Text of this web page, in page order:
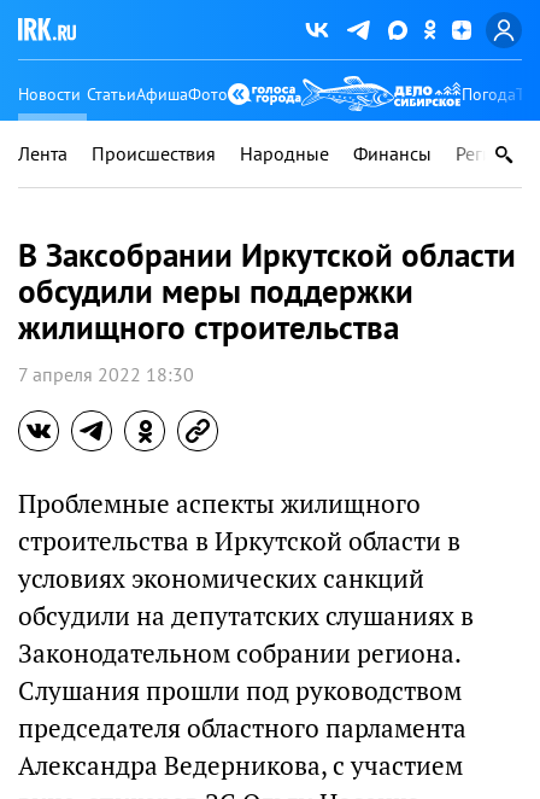
Новости СтатьиАфишаФото Погода
Лента Происшествия Народные Финансы Регионы
В Заксобрании Иркутской области
обсудили меры поддержки
жилищного строительства
7 апреля 2022 18:30
Проблемные аспекты жилищного
строительства в Иркутской области в
условиях экономических санкций
обсудили на депутатских слушаниях в
Законодательном собрании региона.
Слушания прошли под руководством
председателя областного парламента
Александра Ведерникова, с участием